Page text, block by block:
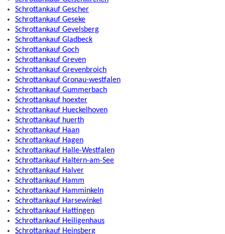
Schrottankauf Gescher
Schrottankauf Geseke
Schrottankauf Gevelsberg
Schrottankauf Gladbeck
Schrottankauf Goch
Schrottankauf Greven
Schrottankauf Grevenbroich
Schrottankauf Gronau-westfalen
Schrottankauf Gummerbach
Schrottankauf hoexter
Schrottankauf Hueckelhoven
Schrottankauf huerth
Schrottankauf Haan
Schrottankauf Hagen
Schrottankauf Halle-Westfalen
Schrottankauf Haltern-am-See
Schrottankauf Halver
Schrottankauf Hamm
Schrottankauf Hamminkeln
Schrottankauf Harsewinkel
Schrottankauf Hattingen
Schrottankauf Heiligenhaus
Schrottankauf Heinsberg